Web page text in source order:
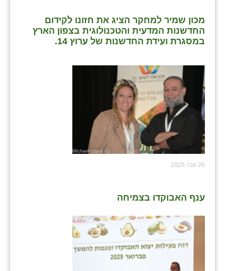
מכון שמיר למחקר הציג את חזונו לקידום
החדשנות המדעית והטכנולוגית בצפון הארץ
במסגרת ועידת החדשנות של ערוץ 14.
26 פבר 2025
ענף האבוקדו בצמיחה
שדה ורבורג
שדמה
שכניה
תלמי יוסף
בוסתן הגליל